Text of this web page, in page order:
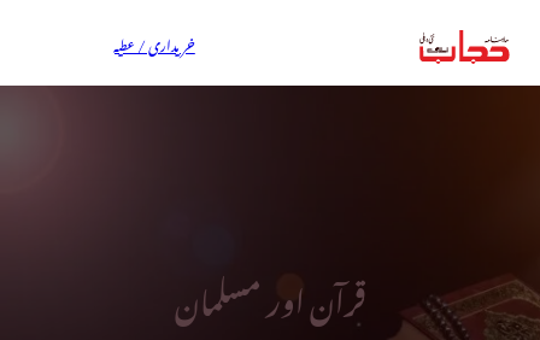
خریداری / عطیہ
قرآن اور مسلمان